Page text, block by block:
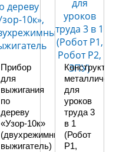
Прибор
для
выжигания
по
дереву
«Узор-10к»
(двухрежимный
выжигатель)
Конструктор
для
уроков
труда 3
в 1
(Робот
Р1,